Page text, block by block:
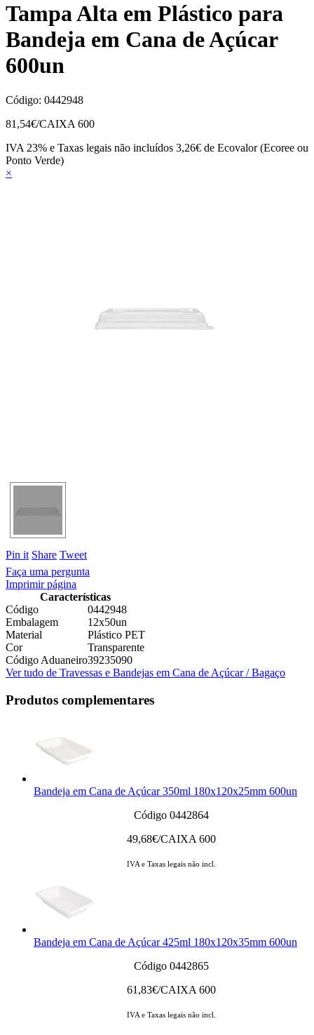
Tampa Alta em Plástico para
Bandeja em Cana de Açúcar
600un
Código: 0442948
81,54€/CAIXA 600
IVA 23% e Taxas legais não incluídos 3,26€ de Ecovalor (Ecoree ou
Ponto Verde)
×
Pin it Share Tweet
Faça uma pergunta
Imprimir página
Características
Código
0442948
Embalagem
12x50un
Material
Plástico PET
Cor
Transparente
Código Aduaneiro39235090
Ver tudo de Travessas e Bandejas em Cana de Açúcar / Bagaço
Produtos complementares
Bandeja em Cana de Açúcar 350ml 180x120x25mm 600un
Código 0442864
49,68€/CAIXA 600
IVA e Taxas legais não incl.
Bandeja em Cana de Açúcar 425ml 180x120x35mm 600un
Código 0442865
61,83€/CAIXA 600
IVA e Taxas legais não incl.